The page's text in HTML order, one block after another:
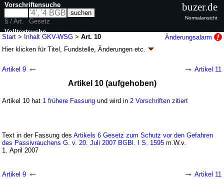
Start > Inhalt GKV-WSG >Art. 10
Änderungsalarm
Hier klicken fürTitel, Fundstelle, Änderungen etc.
(GKV-WSG)
BGBl. I S. 378 (Nr. 11); zuletzt geändert durch
Geltung ab 01.04.2007, abweichend sieheArtikel 46
Artikel 9 ← → Artikel 11
Artikel 10 (aufgehoben)
Artikel 10 hat 1 frühere Fassung und wird in 2 Vorschriften zitiert
Text in der Fassung desArtikels 6 Gesetz zum Schutz vor den Gefahren
des Passivrauchens G. v. 20. Juli 2007 BGBl. I S. 1595 m.W.v.
1. April 2007
Artikel 9 ← → Artikel 11
Vorschriftensuche
§ / Art.
Gesetz
Volltextsuche
nur in GKV-WSG
buzer.de
Normalansicht